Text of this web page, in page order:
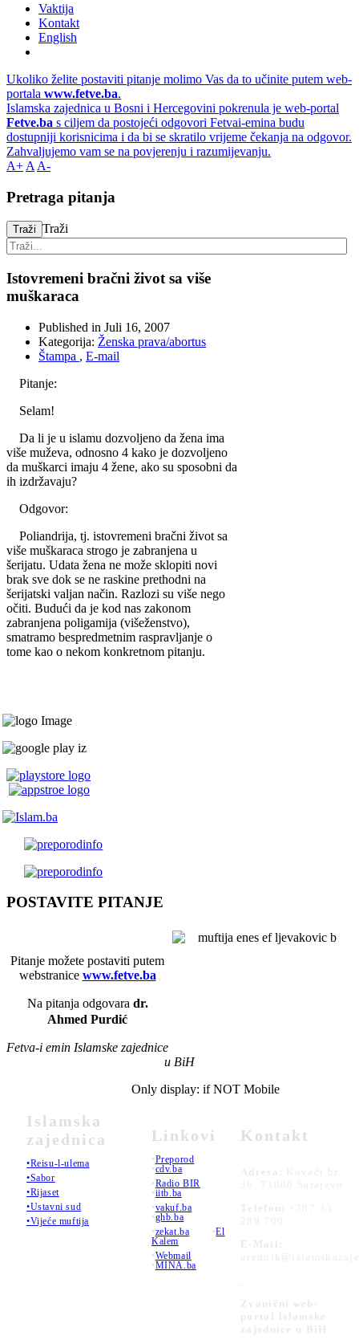
Vaktija
Kontakt
English
Ukoliko želite postaviti pitanje molimo Vas da to učinite putem web-
portala www.fetve.ba.
Islamska zajednica u Bosni i Hercegovini pokrenula je web-portal
Fetve.ba s ciljem da postojeći odgovori Fetvai-emina budu
dostupniji korisnicima i da bi se skratilo vrijeme čekanja na odgovor.
Zahvaljujemo vam se na povjerenju i razumijevanju.
A+ A A-
Pretraga pitanja
Traži Traži
Istovremeni bračni život sa više
muškaraca
Published in Juli 16, 2007
Kategorija: Ženska prava/abortus
Štampa , E-mail
Pitanje:
Selam!
Da li je u islamu dozvoljeno da žena ima
više muževa, odnosno 4 kako je dozvoljeno
da muškarci imaju 4 žene, ako su sposobni da
ih izdržavaju?
Odgovor:
Poliandrija, tj. istovremeni bračni život sa
više muškaraca strogo je zabranjena u
šerijatu. Udata žena ne može sklopiti novi
brak sve dok se ne raskine prethodni na
šerijatski valjan način. Razlozi su više nego
očiti. Budući da je kod nas zakonom
zabranjena poligamija (višeženstvo),
smatramo bespredmetnim raspravljanje o
tome kao o nekom konkretnom pitanju.
POSTAVITE PITANJE
Pitanje možete postaviti putem
webstranice www.fetve.ba
Na pitanja odgovara dr.
Ahmed Purdić
Fetva-i emin Islamske zajednice
u BiH
Islamska
zajednica
•Reisu-l-ulema
•Sabor
•Rijaset
•Ustavni sud
•Vijeće muftija
Only display: if NOT Mobile
Linkovi
•Preporod
•cdv.ba
•Radio BIR
•iitb.ba
•vakuf.ba
•ghb.ba
•zekat.ba •El
Kalem
•Webmail
•MINA.ba
Kontakt
Adresa:
Kovači br.
36, 71000 Sarajevo
Telefon:
+387 33
289 700
E-Mail:
Zvanični web-
portal Islamske
zajednice u BiH